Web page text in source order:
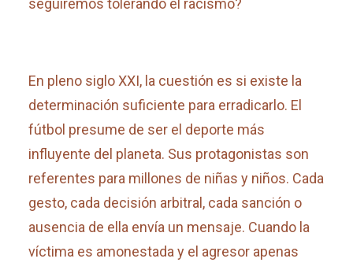
seguiremos tolerando el racismo?
En pleno siglo XXI, la cuestión es si existe la
determinación suficiente para erradicarlo. El
fútbol presume de ser el deporte más
influyente del planeta. Sus protagonistas son
referentes para millones de niñas y niños. Cada
gesto, cada decisión arbitral, cada sanción o
ausencia de ella envía un mensaje. Cuando la
víctima es amonestada y el agresor apenas